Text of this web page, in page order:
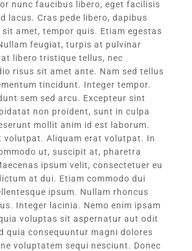
nunc faucibus libero, eget facilisis
lacus. Cras pede libero, dapibus
sit amet, tempor quis. Etiam egestas
feugiat, turpis at pulvinar
libero tristique tellus, nec
risus sit amet ante. Nam sed tellus
tincidunt. Integer tempor.
sem sed arcu. Excepteur sint
non proident, sunt in culpa
mollit anim id est laborum.
volutpat. Aliquam erat volutpat. In
ut, suscipit at, pharetra
ipsum velit, consectetuer eu
at dui. Etiam commodo dui
ipsum. Nullam rhoncus
Integer lacinia. Nemo enim ipsam
voluptas sit aspernatur aut odit
quia consequuntur magni dolores
voluptatem sequi nesciunt. Donec